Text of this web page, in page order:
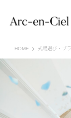
HOME Arc-en-Ciel
式場選び・ブ